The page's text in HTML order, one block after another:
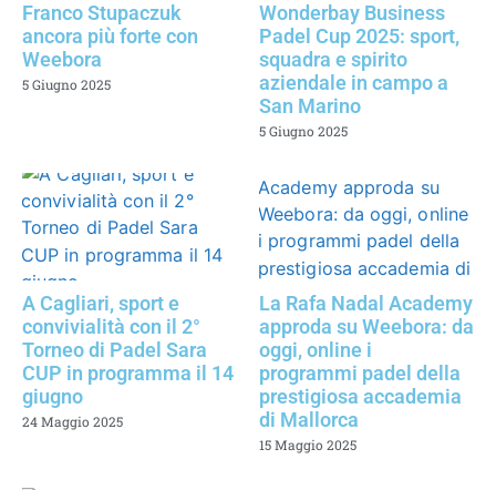
Franco Stupaczuk
ancora più forte con
Weebora
5 Giugno 2025
Wonderbay Business
Padel Cup 2025: sport,
squadra e spirito
aziendale in campo a
San Marino
5 Giugno 2025
A Cagliari, sport e
convivialità con il 2°
Torneo di Padel Sara
CUP in programma il 14
giugno
24 Maggio 2025
La Rafa Nadal Academy
approda su Weebora: da
oggi, online i
programmi padel della
prestigiosa accademia
di Mallorca
15 Maggio 2025